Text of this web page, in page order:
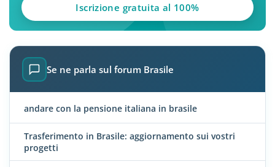
Iscrizione gratuita al 100%
Se ne parla sul forum Brasile
andare con la pensione italiana in brasile
Trasferimento in Brasile: aggiornamento sui vostri
progetti